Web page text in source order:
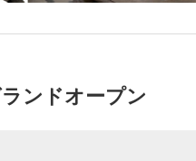
ンドオープン